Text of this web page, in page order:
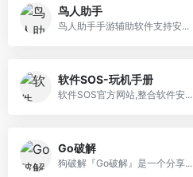
鸟人助手
鸟人助手手游辅助软件支持安...
软件SOS-玩机手册
软件SOS官方网站,整合软件安...
Go破解
狗破解『Go破解』是一个分享...